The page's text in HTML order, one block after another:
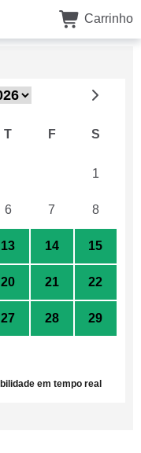
Carrinho
T F S
1
6 7 8
13 14 15
20 21 22
27 28 29
em tempo real